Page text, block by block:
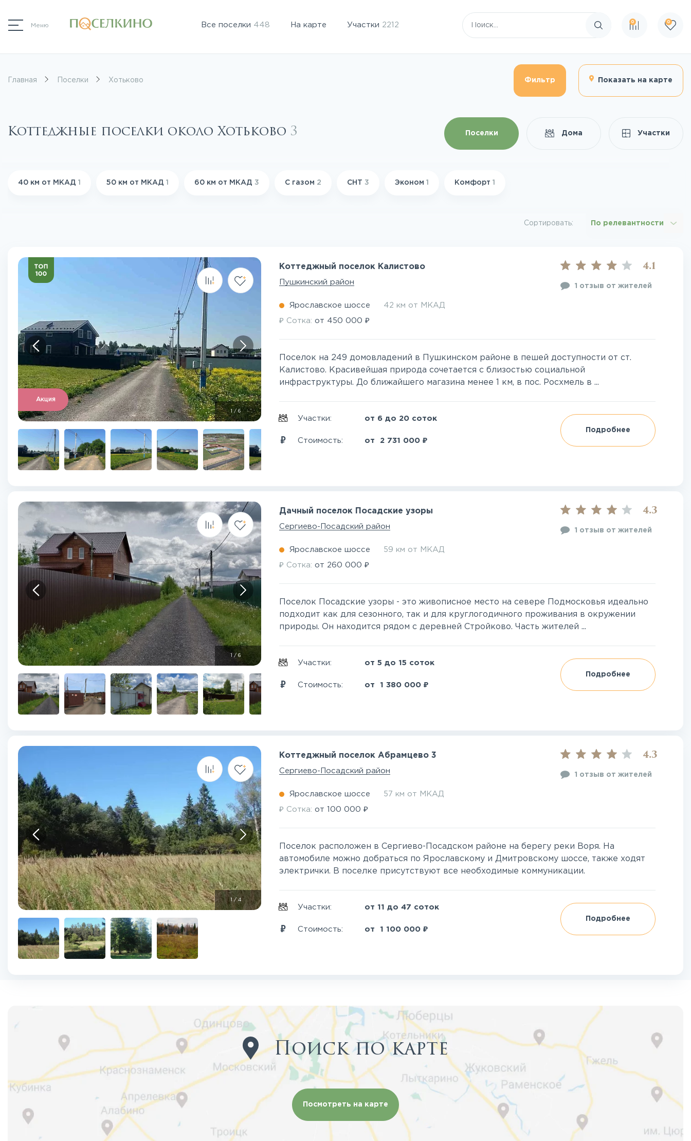
Меню Все поселки 448 На карте Участки 2212
Поиск по сайту
0 0
Главная Поселки Хотьково Фильтр Показать на карте
Коттеджные поселки около Хотьково 3 Поселки Дома Участки
40 км от МКАД 1 50 км от МКАД 1 60 км от МКАД 3 С газом 2 СНТ 3 Эконом 1 Комфорт 1
Сортировать: По релевантности
Акция
/6
Коттеджный поселок Калистово
Пушкинский район
4.1
1 отзыв от жителей
Ярославское шоссе 42 км от МКАД
₽ Сотка:от 450 000 ₽
Поселок на 249 домовладений в Пушкинском районе в пешей доступности от ст.
Калистово. Красивейшая природа сочетается с близостью социальной
инфраструктуры. До ближайшего магазина менее 1 км, в пос. Росхмель в ...
Участки: от 6 до 20 соток
Стоимость: от 2 731 000 ₽
Подробнее
/6
Дачный поселок Посадские узоры
Сергиево-Посадский район
4.3
1 отзыв от жителей
Ярославское шоссе 59 км от МКАД
₽ Сотка:от 260 000 ₽
Поселок Посадские узоры - это живописное место на севере Подмосковья идеально
подходит как для сезонного, так и для круглогодичного проживания в окружении
природы. Он находится рядом с деревней Стройково. Часть жителей ...
Участки: от 5 до 15 соток
Стоимость: от1 380 000 ₽
Подробнее
1/4
Коттеджный поселок Абрамцево 3
Сергиево-Посадский район
4.3
1 отзыв от жителей
Ярославское шоссе 57 км от МКАД
₽ Сотка:от100 000 ₽
Поселок расположен в Сергиево-Посадском районе на берегу реки Воря. На
автомобиле можно добраться по Ярославскому и Дмитровскому шоссе, также ходят
электрички. В поселке присутствуют все необходимые коммуникации.
Участки: от 11 до 47 соток
Стоимость: от1 100 000 ₽
Подробнее
Поиск по карте
Посмотреть на карте